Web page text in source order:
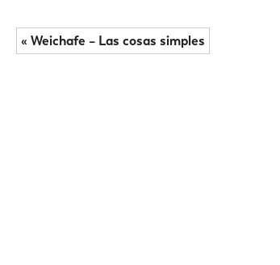
« Weichafe – Las cosas simples